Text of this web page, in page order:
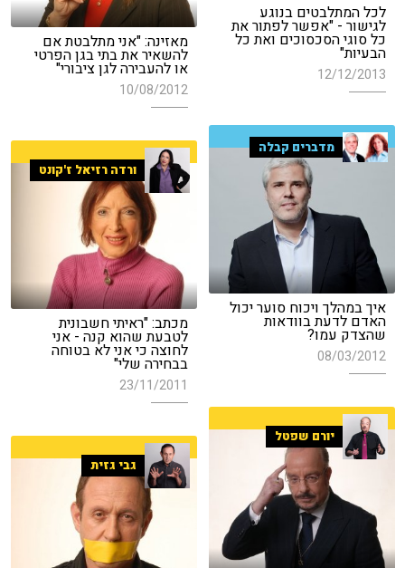
לכל המתלבטים בנוגע
לגישור - "אפשר לפתור את
כל סוגי הסכסוכים ואת כל
הבעיות"
12/12/2013
מאזינה: "אני מתלבטת אם
להשאיר את בתי בגן הפרטי
או להעבירה לגן ציבורי"
10/08/2012
מדברים קבלה
איך במהלך ויכוח סוער יכול
האדם לדעת בוודאות
שהצדק עמו?
08/03/2012
ורדה רזיאל ז'קונט
מכתב: "ראיתי חשבונית
לטבעת שהוא קנה - אני
לחוצה כי אני לא בטוחה
בבחירה שלי"
23/11/2011
יורם שפטל
גבי גזית